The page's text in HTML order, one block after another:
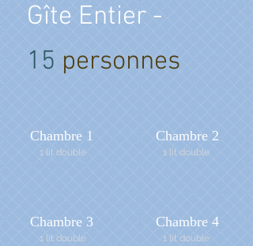
Gîte Entier -
15 personnes
Chambre 1
1 lit double
Chambre 2
1 lit double
Chambre 3
1 lit double
Chambre 4
1 lit double